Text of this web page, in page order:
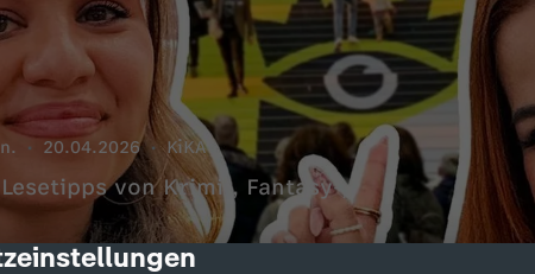
20.04.2026 KiKA
von Krimi-, Fantasy-,